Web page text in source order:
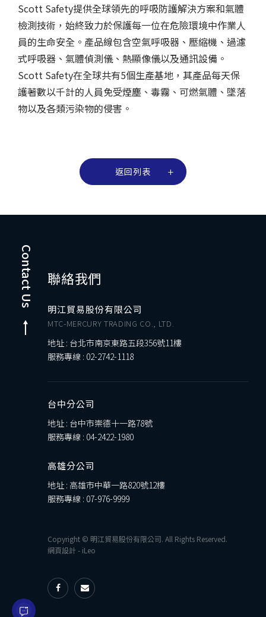
Scott Safety提供全球領先的呼吸防護解決方案和氣體
檢測技術，始終致力於保護每一位在危險環境中作業人
員的生命安全。產品線包含空氣呼吸器、壓縮機、過濾
式呼吸器、氣體偵測儀、熱顯像儀以及通訊設備。
Scott Safety在全球共有5個生產基地，其產品每天保
護著數以千計的人員免受煙塵、毒霧、可燃氣體、墜落
物以及各類污染物的侵害。
返回列表
Contact Us 聯絡我們
明江貿易股份有限公司
MTC-MERCURY TRADING CO., LTD.
地址 : 台北市南京東路五段356號11樓
服務專線 : 02-2742-1118
台中分公司
地址 : 台中市崇德十一路78號
服務專線 : 04-2422-1980
高雄分公司
地址 : 高雄市中華一路820號12樓
服務專線 : 07-976-9999
Copyright © 明江貿易股份有限公司. All Rights Reserved.
網頁設計- iLeo